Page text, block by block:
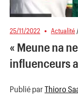
25/11/2022 Actualité
« Meune na
influenceurs
Publié par Thioro